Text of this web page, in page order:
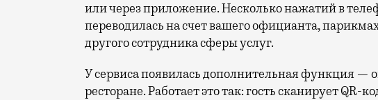
или через приложение. Несколько нажатий в
переводилась на счет вашего официанта,
другого сотрудника сферы услуг.
У сервиса появилась дополнительная функция —
ресторане. Работает это так: гость сканирует QR-